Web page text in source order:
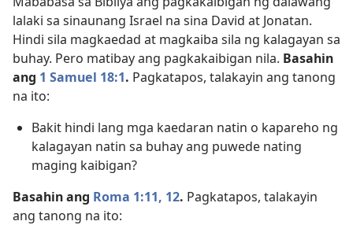
lalaki sa sinaunang Israel na sina David at Jonatan.
Hindi sila magkaedad at magkaiba sila ng kalagayan sa
buhay. Pero matibay ang pagkakaibigan nila. Basahin
ang 1 Samuel 18:1. Pagkatapos, talakayin ang tanong
na ito:
Bakit hindi lang mga kaedaran natin o kapareho ng
kalagayan natin sa buhay ang puwede nating
maging kaibigan?
Basahin ang Roma 1:​11, 12. Pagkatapos, talakayin
ang tanong na ito: